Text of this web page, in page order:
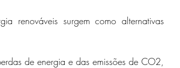
renováveis surgem como alternativas
de energia e das emissões de CO2,